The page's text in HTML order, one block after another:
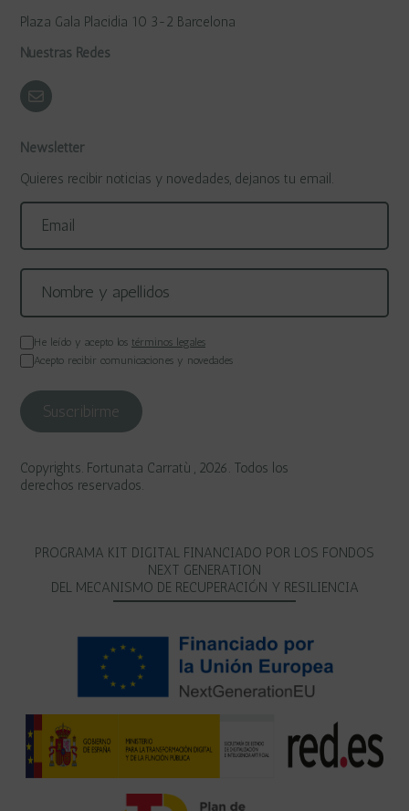
Plaza Gala Placidia 10 3-2 Barcelona
Nuestras Redes
Newsletter
Quieres recibir noticias y novedades, dejanos tu email.
He leído y acepto los términos legales
Acepto recibir comunicaciones y novedades
Copyrights. Fortunata Carratù , 2026. Todos los
derechos reservados.
PROGRAMA KIT DIGITAL FINANCIADO POR LOS FONDOS
NEXT GENERATION
DEL MECANISMO DE RECUPERACIÓN Y RESILIENCIA